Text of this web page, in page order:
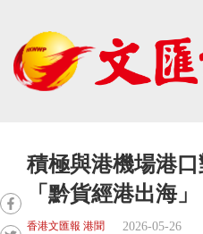
積極與港機場港
「黔貨經港出海」
香港文匯報 港聞 2026-05-26